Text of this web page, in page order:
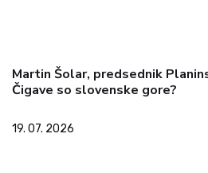
Martin Šolar, predsednik
Čigave so slovenske gore?
19. 07. 2026